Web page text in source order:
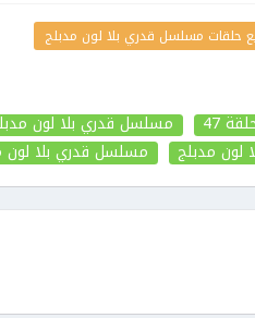
حلقات مسلسل قدري بلا لون مدبلج
47
مسلسل قدري بلا لون
مدبلج مسلسل قدري بلا لون